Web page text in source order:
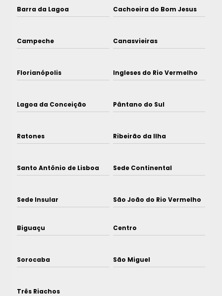
Barra da Lagoa Cachoeira do Bom Jesus
Campeche Canasvieiras
Florianópolis Ingleses do Rio Vermelho
Lagoa da Conceição Pântano do Sul
Ratones Ribeirão da Ilha
Santo Antônio de Lisboa Sede Continental
Sede Insular São João do Rio Vermelho
Biguaçu Centro
Sorocaba São Miguel
Três Riachos